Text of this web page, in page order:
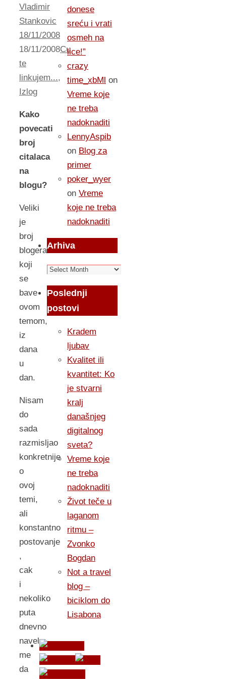
Vladimir
Stankovic
18/11/2008
18/11/2008Cu
te
linkujem...,
Izlog
Kako
povecati
broj
citalaca
na
blogu?
Veliki
je
broj
blogera
koji
se
bave
ovom
temom,
iz
dana
u
dan.
Nisam
do
sada
razmisljao
konkretnije
o
ovoj
temi,
ali
konstantno
postovanje
,
cak
i
nekoliko
puta
dnevno
navelo
me
da
donese
sreću i vrati
osmeh na
lice!”
crazy
time_xbMl on
Vreme koje
ne treba
nadoknaditi
LennyAspib
on Blog za
primer
poker_wyer
on Vreme
koje ne treba
nadoknaditi
Arhiva
Arhiva
Poslednji
postovi
Kradem
ljubav
Kvalitet ili
kvantitet: Ko
je stvarni
kralj
današnjeg
digitalnog
sveta?
Vreme koje
ne treba
nadoknaditi
Život teče u
laganom
ritmu –
Zvonko
Bogdan
Not a travel
blog –
biciklom do
Lisabona